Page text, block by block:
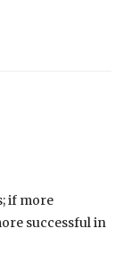
if more
successful in